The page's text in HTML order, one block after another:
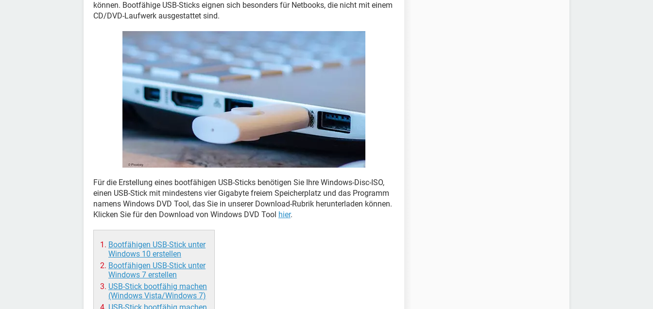
können. Bootfähige USB-Sticks eignen sich besonders für Netbooks, die nicht mit einem
CD/DVD-Laufwerk ausgestattet sind.
Für die Erstellung eines bootfähigen USB-Sticks benötigen Sie Ihre Windows-Disc-ISO,
einen USB-Stick mit mindestens vier Gigabyte freiem Speicherplatz und das Programm
namens Windows DVD Tool, das Sie in unserer Download-Rubrik herunterladen können.
Klicken Sie für den Download von Windows DVD Tool hier.
Bootfähigen USB-Stick unter
Windows 10 erstellen
Bootfähigen USB-Stick unter
Windows 7 erstellen
USB-Stick bootfähig machen
(Windows Vista/Windows 7)